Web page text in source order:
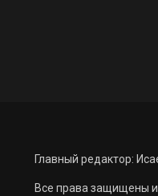
Главный редактор:
Все права защищены